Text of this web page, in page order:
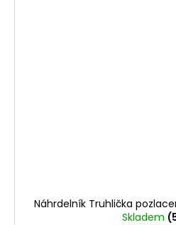
Náhrdelník Truhlička
Skladem